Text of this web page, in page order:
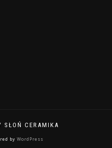
CERAMIKA
by WordPress